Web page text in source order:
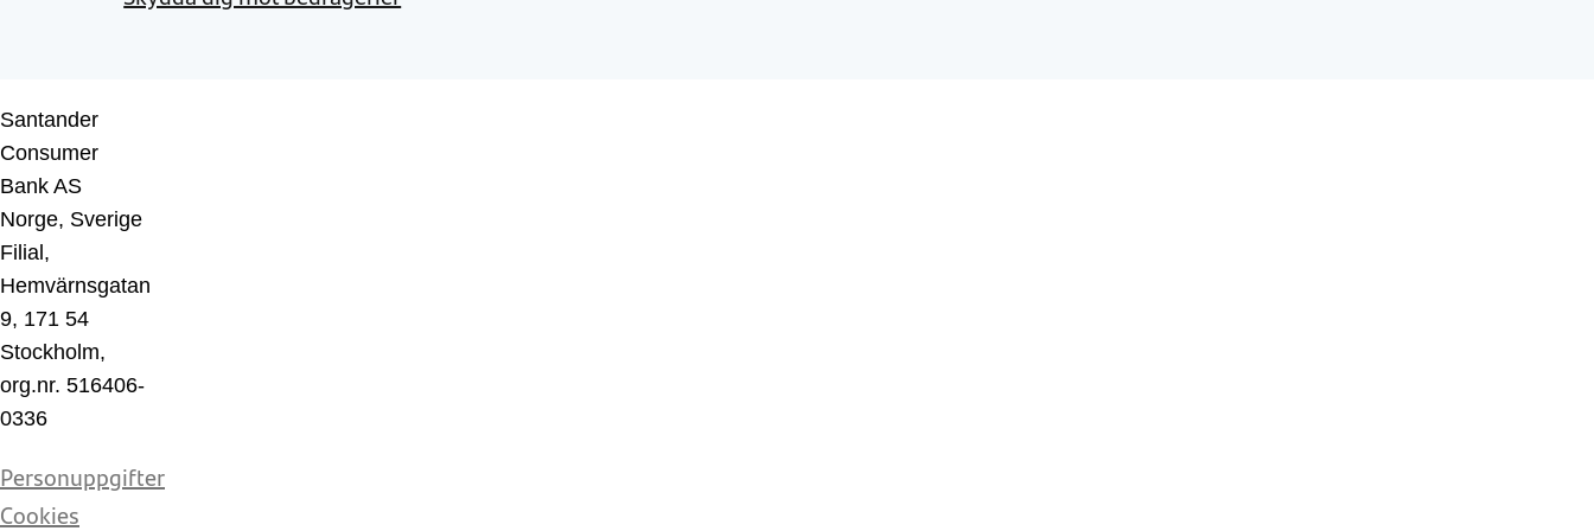
Santander
Consumer
Bank AS
Norge, Sverige
Filial,
Hemvärnsgatan
9, 171 54
Stockholm,
org.nr. 516406-
0336
Personuppgifter
Cookies